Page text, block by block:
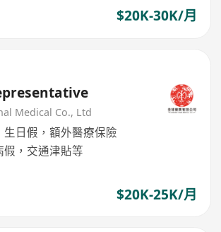
$20K-30K/月
Medical Co., Ltd
生日假，額外醫療保險
假，交通津貼等
$20K-25K/月